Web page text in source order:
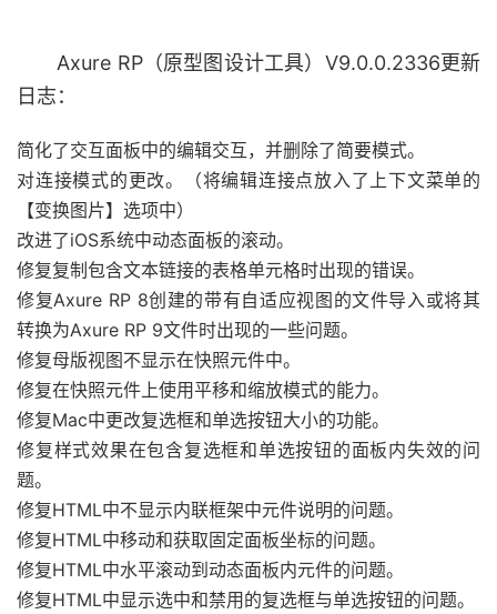
Axure RP（原型图设计工具）V9.0.0.2336更新
日志：
简化了交互面板中的编辑交互，并删除了简要模式。
对连接模式的更改。（将编辑连接点放入了上下文菜单的
【变换图片】选项中）
改进了iOS系统中动态面板的滚动。
修复复制包含文本链接的表格单元格时出现的错误。
修复Axure RP 8创建的带有自适应视图的文件导入或将其
转换为Axure RP 9文件时出现的一些问题。
修复母版视图不显示在快照元件中。
修复在快照元件上使用平移和缩放模式的能力。
修复Mac中更改复选框和单选按钮大小的功能。
修复样式效果在包含复选框和单选按钮的面板内失效的问
题。
修复HTML中不显示内联框架中元件说明的问题。
修复HTML中移动和获取固定面板坐标的问题。
修复HTML中水平滚动到动态面板内元件的问题。
修复HTML中显示选中和禁用的复选框与单选按钮的问题。